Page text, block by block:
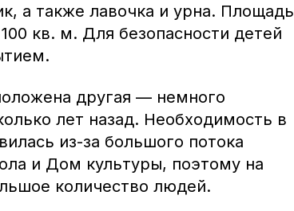
а также лавочка и урна. Площадь
кв. м. Для безопасности детей
другая — немного
лет назад. Необходимость в
из-за большого потока
и Дом культуры, поэтому на
количество людей.